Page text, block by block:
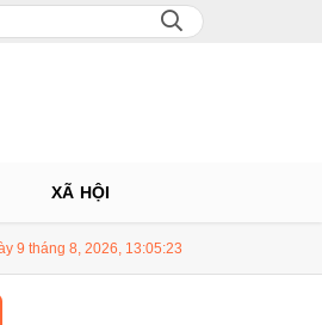
XÃ HỘI
vàng tuần qua: Vàng thế giới 'bứt tốc'
9 tháng 8, 2026, 13:05:25